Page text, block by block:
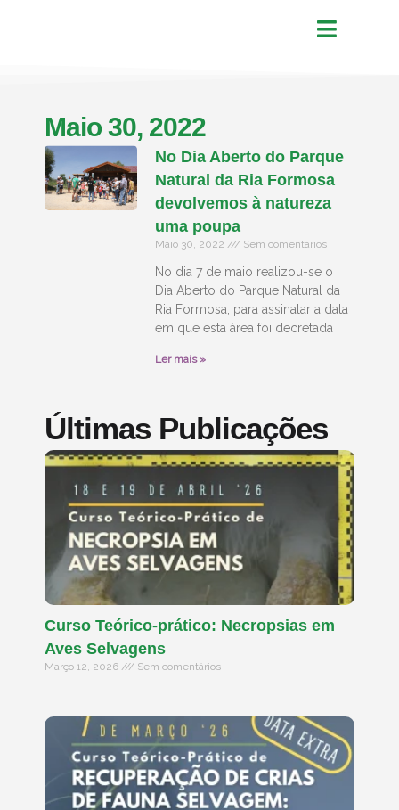
Maio 30, 2022
No Dia Aberto do Parque
Natural da Ria Formosa
devolvemos à natureza
uma poupa
Maio 30, 2022 Sem comentários
No dia 7 de maio realizou-se o
Dia Aberto do Parque Natural da
Ria Formosa, para assinalar a data
em que esta área foi decretada
Ler mais »
Últimas Publicações
Curso Teórico-prático: Necropsias em
Aves Selvagens
Março 12, 2026 Sem comentários